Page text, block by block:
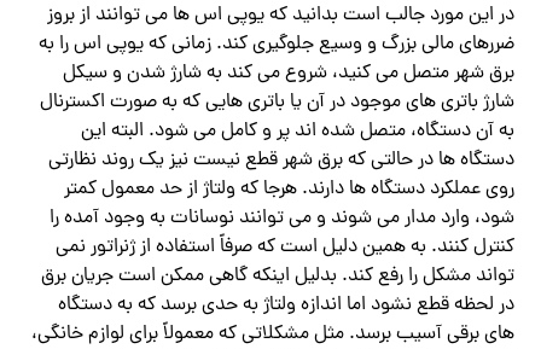
در این مورد جالب است بدانید که یوپی اس ها می توانند از بروز
ضررهای مالی بزرگ و وسیع جلوگیری کند. زمانی که یوپی اس را به
برق شهر متصل می کنید، شروع می کند به شارژ شدن و سیکل
شارژ باتری های موجود در آن یا باتری هایی که به صورت اکسترنال
به آن دستگاه، متصل شده اند پر و کامل می شود. البته این
دستگاه ها در حالتی که برق شهر قطع نیست نیز یک روند نظارتی
روی عملکرد دستگاه ها دارند. هرجا که ولتاژ از حد معمول کمتر
شود، وارد مدار می شوند و می توانند نوسانات به وجود آمده را
کنترل کنند. به همین دلیل است که صرفاً استفاده از ژنراتور نمی
تواند مشکل را رفع کند. بدلیل اینکه گاهی ممکن است جریان برق
در لحظه قطع نشود اما اندازه ولتاژ به حدی برسد که به دستگاه
های برقی آسیب برسد. مثل مشکلاتی که معمولاً برای لوازم خانگی،